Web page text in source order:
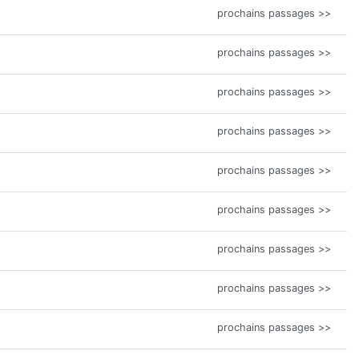
prochains passages >>
prochains passages >>
prochains passages >>
prochains passages >>
prochains passages >>
prochains passages >>
prochains passages >>
prochains passages >>
prochains passages >>